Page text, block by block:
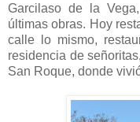
Garcilaso de la
últimas obras. Hoy
calle lo mismo,
residencia de
San Roque, donde